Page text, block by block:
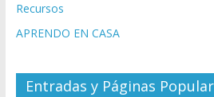
Recursos
APRENDO EN CASA
Entradas y Páginas